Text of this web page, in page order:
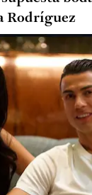
Rodríguez